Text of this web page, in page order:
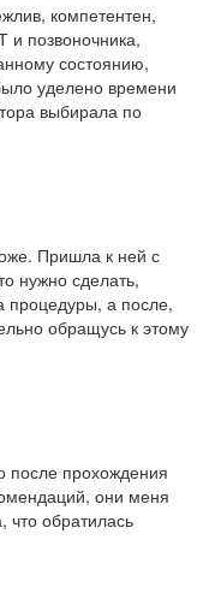
компетентен,
и позвоночника,
состоянию,
уделено времени
выбирала по
Пришла к ней с
нужно сделать,
процедуры, а после,
обращусь к этому
после прохождения
они меня
что обратилась